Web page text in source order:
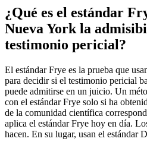
¿Qué es el estándar
Nueva York la
testimonio pericial?
El estándar Frye es la prueba que
para decidir si el testimonio pericial
puede admitirse en un juicio. Un
con el estándar Frye solo si ha
de la comunidad científica
aplica el estándar Frye hoy en día.
hacen. En su lugar, usan el estándar